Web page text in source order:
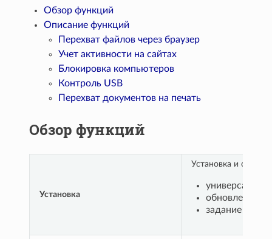
Обзор функций
Описание функций
Перехват файлов через браузер
Учет активности на сайтах
Блокировка компьютеров
Контроль USB
Перехват документов на печать
Обзор функций
Установка
Установка и
обновление
задание